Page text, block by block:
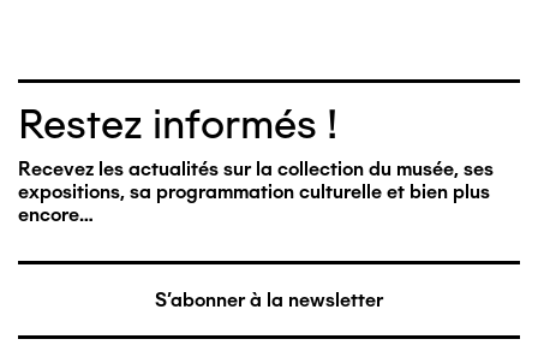
Restez informés !
Recevez les actualités sur la collection du musée, ses
expositions, sa programmation culturelle et bien plus
encore…
S'abonner à la newsletter